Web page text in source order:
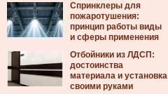
Спринклеры для
пожаротушения:
принцип работы виды
и сферы применения
Отбойники из ЛДСП:
достоинства
материала и установка
своими руками